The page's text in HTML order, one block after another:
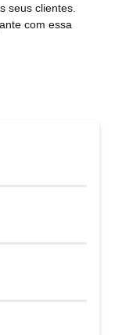
seus clientes.
com essa